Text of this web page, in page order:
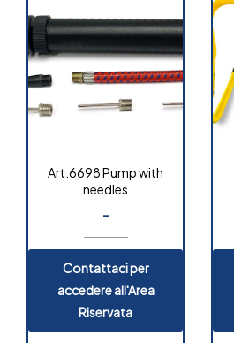
Art.6698 Pump with
needles
-
Contattaci per
accedere all'Area
Riservata